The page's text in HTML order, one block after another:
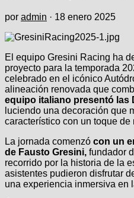
por admin · 18 enero 2025
El equipo Gresini Racing ha
proyecto para la temporada
celebrado en el icónico
alineación renovada que
equipo italiano presentó las
luciendo una decoración que
característico con un toque
La jornada comenzó con un
de Fausto Gresini, fundador
recorrido por la historia de la
asistentes pudieron disfrutar
una experiencia inmersiva en